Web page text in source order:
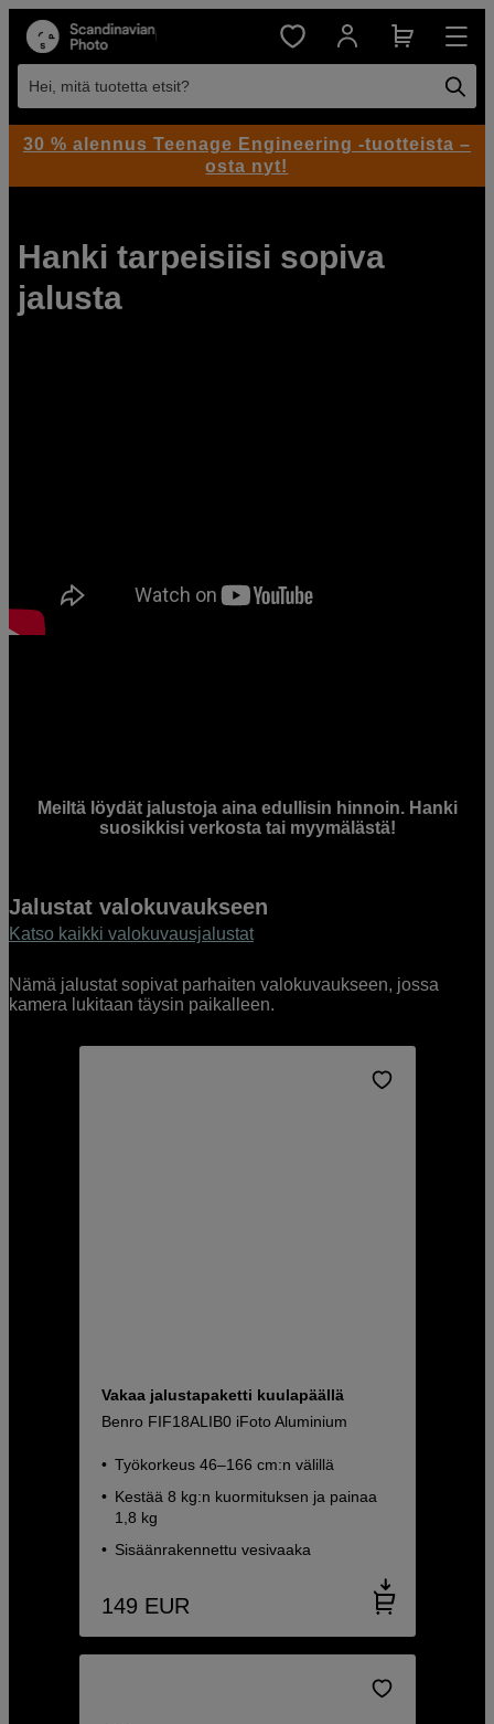
Hei, mitä tuotetta etsit?
Hanki tarpeisiisi sopiva
jalusta
Meiltä löydät jalustoja aina edullisin hinnoin. Hanki
suosikkisi verkosta tai myymälästä!
Jalustat valokuvaukseen
Katso kaikki valokuvausjalustat
Nämä jalustat sopivat parhaiten valokuvaukseen, jossa
kamera lukitaan täysin paikalleen.
Vakaa jalustapaketti kuulapäällä
Benro FIF18ALIB0 iFoto Aluminium
Työkorkeus 46–166 cm:n välillä
Kestää 8 kg:n kuormituksen ja painaa
1,8 kg
Sisäänrakennettu vesivaaka
149 EUR
30 % alennus Teenage Engineering -tuotteista –
osta nyt!